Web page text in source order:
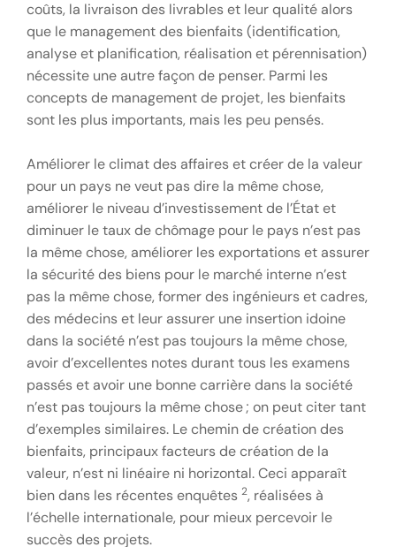
coûts, la livraison des livrables et leur qualité alors
que le management des bienfaits (identification,
analyse et planification, réalisation et pérennisation)
nécessite une autre façon de penser. Parmi les
concepts de management de projet, les bienfaits
sont les plus importants, mais les peu pensés.
Améliorer le climat des affaires et créer de la valeur
pour un pays ne veut pas dire la même chose,
améliorer le niveau d’investissement de l’État et
diminuer le taux de chômage pour le pays n’est pas
la même chose, améliorer les exportations et assurer
la sécurité des biens pour le marché interne n’est
pas la même chose, former des ingénieurs et cadres,
des médecins et leur assurer une insertion idoine
dans la société n’est pas toujours la même chose,
avoir d’excellentes notes durant tous les examens
passés et avoir une bonne carrière dans la société
n’est pas toujours la même chose ; on peut citer tant
d’exemples similaires. Le chemin de création des
bienfaits, principaux facteurs de création de la
valeur, n’est ni linéaire ni horizontal. Ceci apparaît
bien dans les récentes enquêtes 2, réalisées à
l’échelle internationale, pour mieux percevoir le
succès des projets.